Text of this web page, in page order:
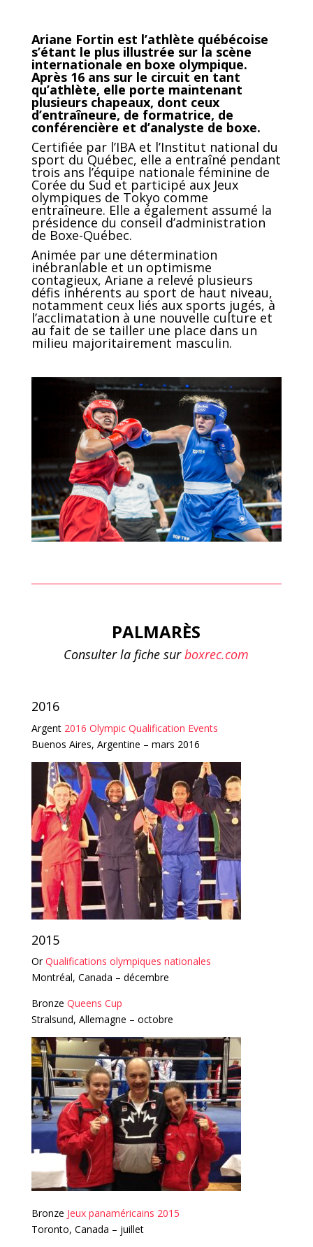
Ariane Fortin est l’athlète québécoise
s’étant le plus illustrée sur la scène
internationale en boxe olympique.
Après 16 ans sur le circuit en tant
qu’athlète, elle porte maintenant
plusieurs chapeaux, dont ceux
d’entraîneure, de formatrice, de
conférencière et d’analyste de boxe.
Certifiée par l’IBA et l’Institut national du
sport du Québec, elle a entraîné pendant
trois ans l’équipe nationale féminine de
Corée du Sud et participé aux Jeux
olympiques de Tokyo comme
entraîneure. Elle a également assumé la
présidence du conseil d’administration
de Boxe-Québec.
Animée par une détermination
inébranlable et un optimisme
contagieux, Ariane a relevé plusieurs
défis inhérents au sport de haut niveau,
notamment ceux liés aux sports jugés, à
l’acclimatation à une nouvelle culture et
au fait de se tailler une place dans un
milieu majoritairement masculin.
PALMARÈS
Consulter la fiche surboxrec.com
2016
Argent 2016 Olympic Qualification Events
Buenos Aires, Argentine – mars 2016
2015
OrQualifications olympiques nationales
Montréal, Canada – décembre
Bronze Queens Cup
Stralsund, Allemagne – octobre
Bronze Jeux panaméricains 2015
Toronto, Canada – juillet